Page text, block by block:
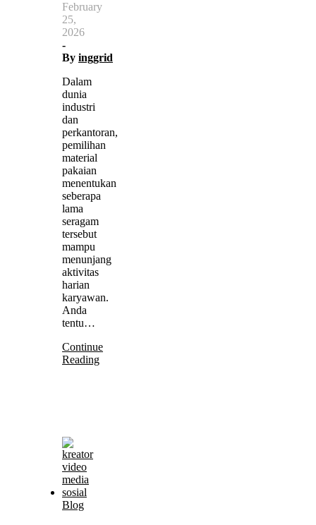
February
25,
2026
-
By inggrid
Dalam
dunia
industri
dan
perkantoran,
pemilihan
material
pakaian
menentukan
seberapa
lama
seragam
tersebut
mampu
menunjang
aktivitas
harian
karyawan.
Anda
tentu…
Continue
Reading
Blog